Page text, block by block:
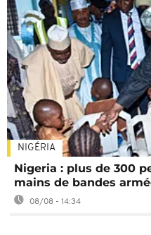
NIGÉRIA
Nigeria : plus de 300
mains de bandes
08/08 - 14:34